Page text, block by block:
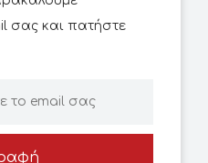
σας και πατήστε